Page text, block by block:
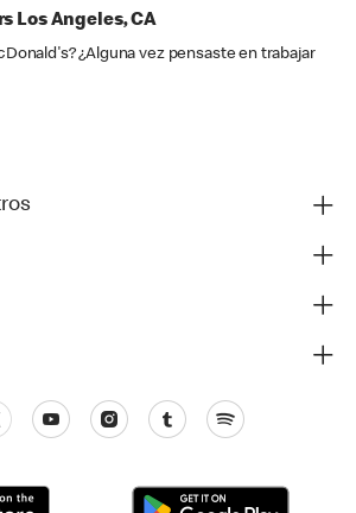
Los Angeles, CA
¿Alguna vez pensaste en trabajar